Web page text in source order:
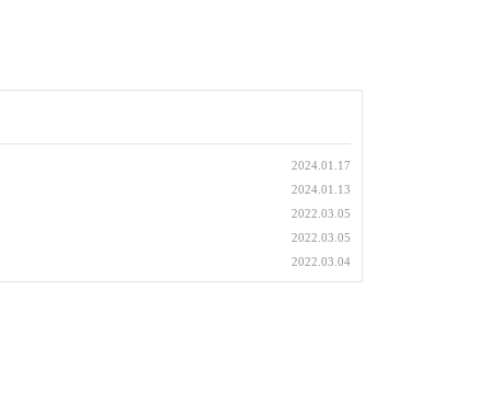
2024.01.17
2024.01.13
2022.03.05
2022.03.05
2022.03.04